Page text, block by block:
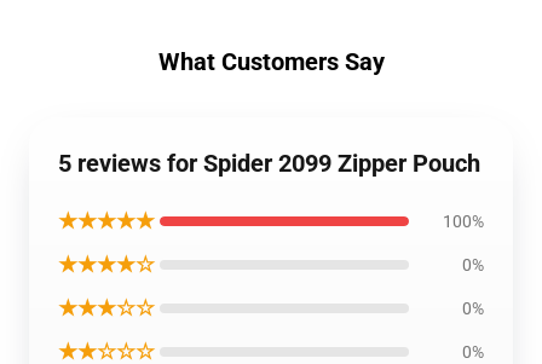
What Customers Say
5 reviews for Spider 2099 Zipper Pouch
★★★★★ 100%
★★★★☆ 0%
★★★☆☆ 0%
★★☆☆☆ 0%